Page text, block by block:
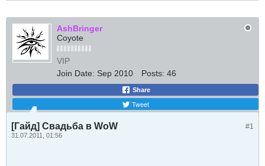
AshBringer
Coyote
VIP
Join Date: Sep 2010 Posts: 46
Share
Tweet
#1
[Гайд] Свадьба в WoW
31.07.2011, 01:56